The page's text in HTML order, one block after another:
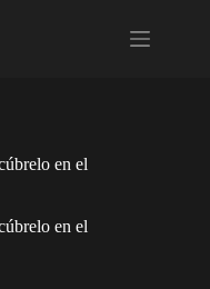
en el
en el